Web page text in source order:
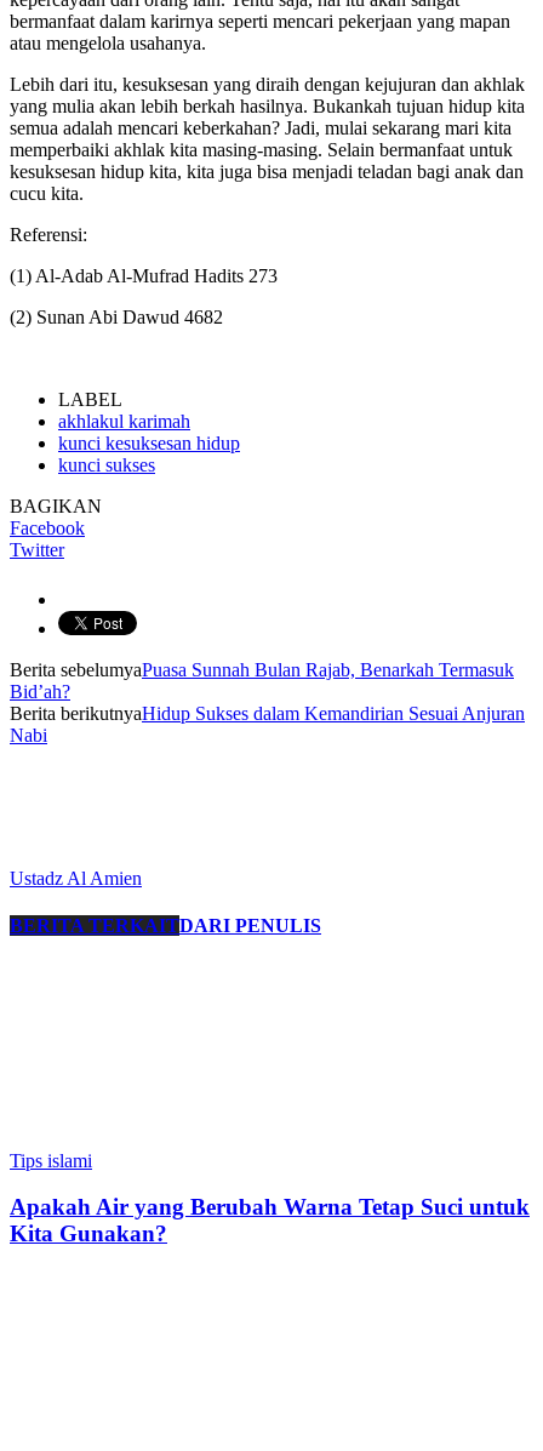
bermanfaat dalam karirnya seperti mencari pekerjaan yang mapan
atau mengelola usahanya.
Lebih dari itu, kesuksesan yang diraih dengan kejujuran dan akhlak
yang mulia akan lebih berkah hasilnya. Bukankah tujuan hidup kita
semua adalah mencari keberkahan? Jadi, mulai sekarang mari kita
memperbaiki akhlak kita masing-masing. Selain bermanfaat untuk
kesuksesan hidup kita, kita juga bisa menjadi teladan bagi anak dan
cucu kita.
Referensi:
(1) Al-Adab Al-Mufrad Hadits 273
(2) Sunan Abi Dawud 4682
LABEL
akhlakul karimah
kunci kesuksesan hidup
kunci sukses
BAGIKAN
Facebook
Twitter
Berita sebelumyaPuasa Sunnah Bulan Rajab, Benarkah Termasuk
Bid’ah?
Berita berikutnyaHidup Sukses dalam Kemandirian Sesuai Anjuran
Nabi
Ustadz Al Amien
BERITA TERKAITDARI PENULIS
Tips islami
Apakah Air yang Berubah Warna Tetap Suci untuk
Kita Gunakan?